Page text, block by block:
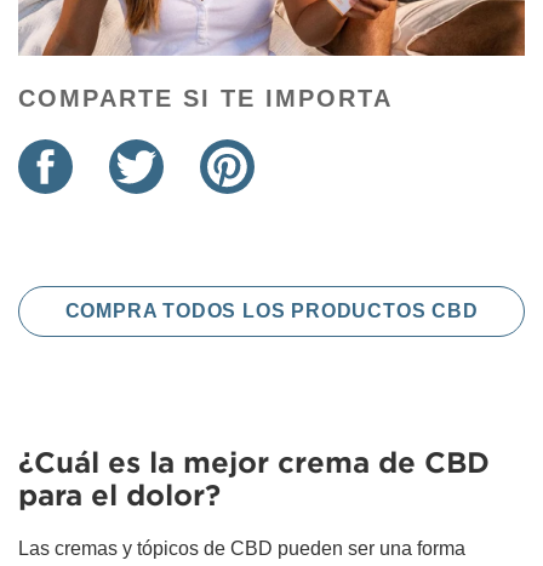
COMPARTE SI TE IMPORTA
COMPARTIR
EN
TUITEAR
EN
PINEAR
EN
¿Cuál es la mejor crema de CBD
para el dolor?
Las cremas y tópicos de CBD pueden ser una forma
COMPRA TODOS LOS PRODUCTOS CBD